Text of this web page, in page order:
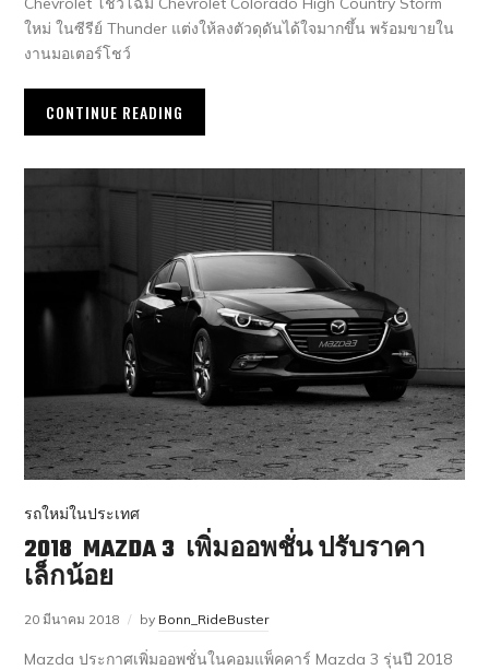
ใหม่ ในซีรีย์ Thunder แต่งให้ลงตัวดุดันได้ใจมากขึ้น พร้อมขายใน
งานมอเตอร์โชว์
CONTINUE READING
รถใหม่ในประเทศ
2018 MAZDA 3 เพิ่มออพชั่น ปรับราคา
เล็กน้อย
20 มีนาคม 2018 by Bonn_RideBuster
Mazda ประกาศเพิ่มออพชั่นในคอมแพ็คคาร์ Mazda 3 รุ่นปี 2018